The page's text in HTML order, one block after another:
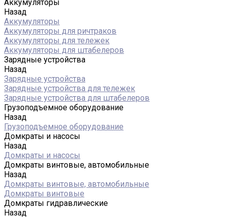
Аккумуляторы
Назад
Аккумуляторы
Аккумуляторы для ричтраков
Аккумуляторы для тележек
Аккумуляторы для штабелеров
Зарядные устройства
Назад
Зарядные устройства
Зарядные устройства для тележек
Зарядные устройства для штабелеров
Грузоподъемное оборудование
Назад
Грузоподъемное оборудование
Домкраты и насосы
Назад
Домкраты и насосы
Домкраты винтовые, автомобильные
Назад
Домкраты винтовые, автомобильные
Домкраты винтовые
Домкраты гидравлические
Назад